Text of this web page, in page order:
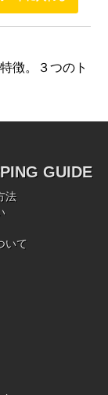
徴。３つのト
GUIDE
法
いて